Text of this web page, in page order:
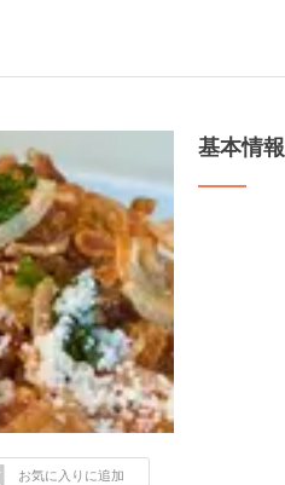
お気に入りに追加
基本情報